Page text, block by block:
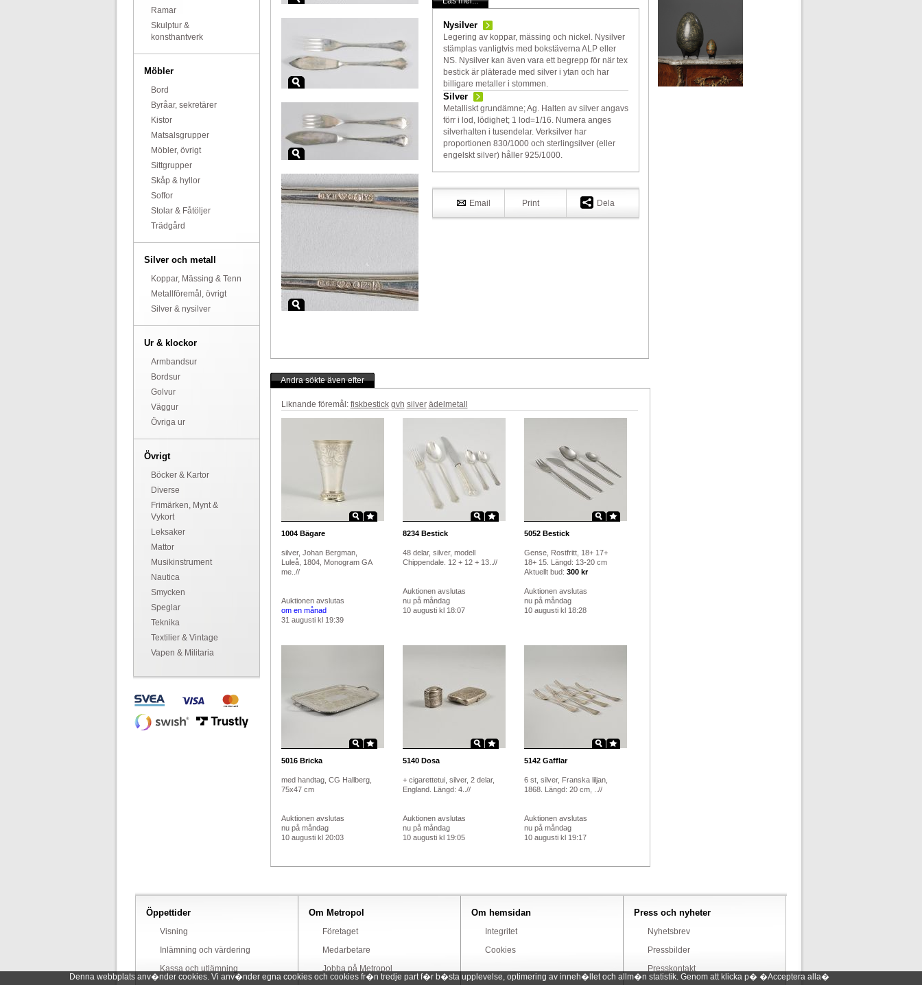
Denna webbplats anv�nder cookies. Vi anv�nder egna cookies och cookies fr�n tredje part f�r b�sta upplevelse, optimering av inneh�llet och allm�n statistik. Genom att klicka p� �Acceptera alla�
Ramar
Skulptur &
konsthantverk
Möbler
Bord
Byråar, sekretärer
Kistor
Matsalsgrupper
Möbler, övrigt
Sittgrupper
Skåp & hyllor
Soffor
Stolar & Fåtöljer
Trädgård
Silver och metall
Koppar, Mässing & Tenn
Metallföremål, övrigt
Silver & nysilver
Ur & klockor
Armbandsur
Bordsur
Golvur
Väggur
Övriga ur
Övrigt
Böcker & Kartor
Diverse
Frimärken, Mynt &
Vykort
Leksaker
Mattor
Musikinstrument
Nautica
Smycken
Speglar
Teknika
Textilier & Vintage
Vapen & Militaria
Nysilver
Legering av koppar, mässing och nickel. Nysilver
stämplas vanligtvis med bokstäverna ALP eller
NS. Nysilver kan även vara ett begrepp för när tex
bestick är pläterade med silver i ytan och har
billigare metaller i stommen.
Silver
Metalliskt grundämne; Ag. Halten av silver angavs
förr i lod, lödighet; 1 lod=1/16. Numera anges
silverhalten i tusendelar. Verksilver har
proportionen 830/1000 och sterlingsilver (eller
engelskt silver) håller 925/1000.
Email Print Dela
Andra sökte även efter
Liknande föremål: fiskbestick gvh silver ädelmetall
1004Bägare
silver, Johan Bergman,
Luleå, 1804, Monogram GA
me..//
Auktionen avslutas
om en månad
31 augusti kl 19:39
8234Bestick
48 delar, silver, modell
Chippendale. 12 + 12 + 13..//
Auktionen avslutas
nu på måndag
10 augusti kl 18:07
5052Bestick
Gense, Rostfritt, 18+ 17+
18+ 15. Längd: 13-20 cm
Aktuellt bud: 300 kr
Auktionen avslutas
nu på måndag
10 augusti kl 18:28
5016Bricka
med handtag, CG Hallberg,
75x47 cm
Auktionen avslutas
nu på måndag
10 augusti kl 20:03
5140Dosa
+ cigarettetui, silver, 2 delar,
England. Längd: 4..//
Auktionen avslutas
nu på måndag
10 augusti kl 19:05
5142Gafflar
6 st, silver, Franska liljan,
1868. Längd: 20 cm, ..//
Auktionen avslutas
nu på måndag
10 augusti kl 19:17
Öppettider
Visning
Inlämning och värdering
Kassa och utlämning
Om Metropol
Företaget
Medarbetare
Jobba på Metropol
Om hemsidan
Integritet
Cookies
Press och nyheter
Nyhetsbrev
Pressbilder
Presskontakt